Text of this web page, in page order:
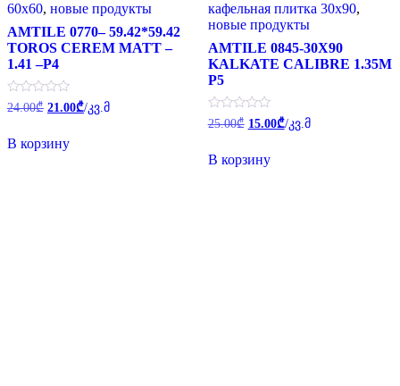
60x60, новые продукты
AMTILE 0770– 59.42*59.42
TOROS CEREM MATT –
1.41 –P4
Оценка
0
5
24.00₾ Первоначальная
24.00₾.
21.00₾Текущая
цена:
/კვ.მ
В корзину
кафельная плитка 30x90,
новые продукты
AMTILE 0845-30X90
KALKATE CALIBRE 1.35M
P5
Оценка
0
5
25.00₾ Первоначальная
25.00₾.
15.00₾Текущая
цена:
/კვ.მ
В корзину